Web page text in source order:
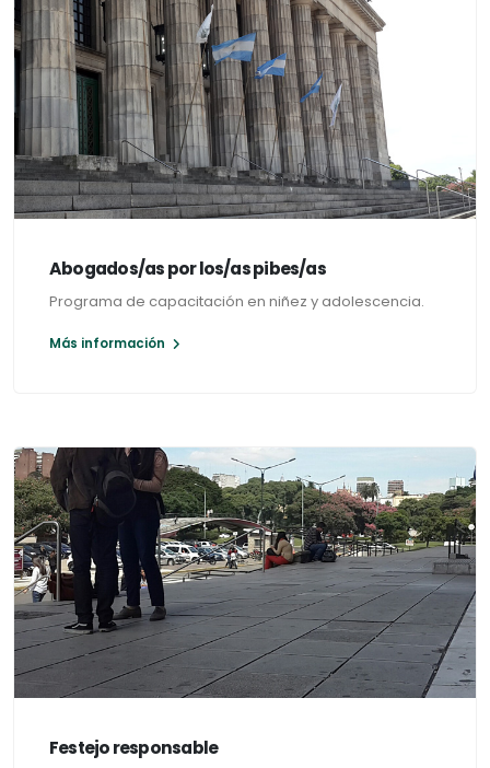
Abogados/as por los/as pibes/as
Programa de capacitación en niñez y adolescencia.
Más información
Festejo responsable